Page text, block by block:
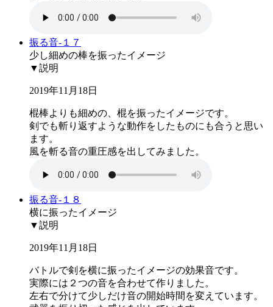
振る音-１７
少し細めの棒を振ったイメージ
▼説明
2019年11月18日
棍棒よりも細めの、棍を振ったイメージです。
剣でも斬り返すような動作をしたものにも合うと思い
ます。
風を斬る音の重圧感を出してみました。
振る音-１８
横に振ったイメージ
▼説明
2019年11月18日
バトルで剣を横に振ったイメージの効果音です。
実際には２つの音を合わせて作りました。
左右で分けて少しだけ音の開始時間を変えています。